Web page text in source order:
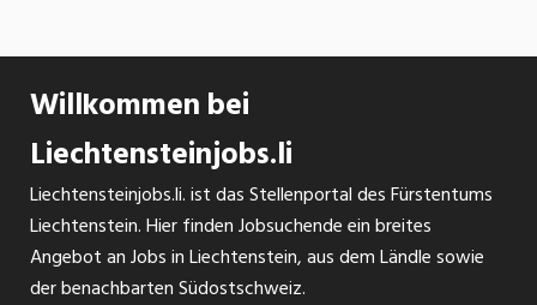
Willkommen bei
Liechtensteinjobs.li
Liechtensteinjobs.li. ist das Stellenportal des Fürstentums
Liechtenstein. Hier finden Jobsuchende ein breites
Angebot an Jobs in Liechtenstein, aus dem Ländle sowie
der benachbarten Südostschweiz.